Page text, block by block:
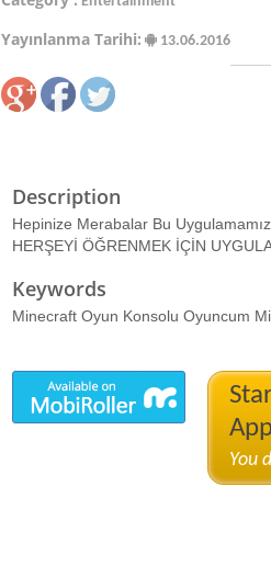
Yayınlanma Tarihi: 13.06.2016
Description
Hepinize Merabalar Bu
HERŞEYİ ÖĞRENMEK İÇİN
Keywords
Minecraft Oyun Konsolu Oyuncum
You